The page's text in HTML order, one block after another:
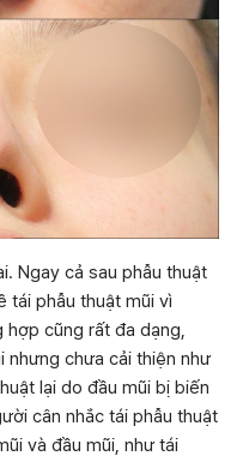
Ngay cả sau phẫu thuật
tái phẫu thuật mũi vì
hợp cũng rất đa dạng,
nhưng chưa cải thiện như
lại do đầu mũi bị biến
cân nhắc tái phẫu thuật
và đầu mũi, như tái